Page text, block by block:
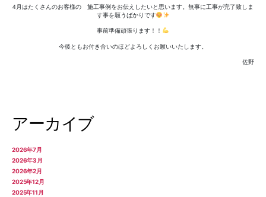
4月はたくさんのお客様の 施工事例をお伝えしたいと思います。無事に工事が完了致しま
す事を願うばかりです
事前準備頑張ります！！
今後ともお付き合いのほどよろしくお願いいたします。
佐野
アーカイブ
2026年7月
2026年3月
2026年2月
2025年12月
2025年11月